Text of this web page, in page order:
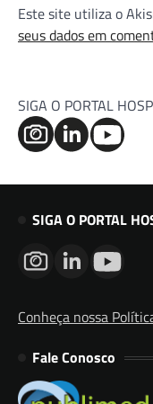
Este site utiliza o
seus dados em
SIGA O PORTAL
SIGA O PORTAL
Conheça nossa
Fale Conosco